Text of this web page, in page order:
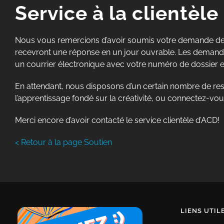
Service à la clientèle
Nous vous remercions d’avoir soumis votre demande
recevront une réponse en un jour ouvrable. Les
un courrier électronique avec votre numéro de dossier
En attendant, nous disposons d’un certain nombre de
l’apprentissage fondé sur la créativité, ou connectez-
Merci encore d’avoir contacté le service clientèle d’ACD!
< Retour à la page Soutien
LIENS